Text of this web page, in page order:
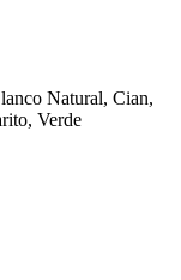
Natural, Cian,
Verde